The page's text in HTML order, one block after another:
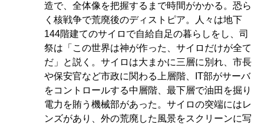
造で、全体像を把握するまで時間がかかる。恐ら
く核戦争で荒廃後のディストピア。人々は地下
144階建てのサイロで自給自足の暮らしをし、司
祭は「この世界は神が作った、サイロだけが全て
だ」と説く。サイロは大まかに三層に別れ、市長
や保安官など市政に関わる上層階、IT部がサーバ
をコントロールする中層階、最下層で油田を掘り
電力を賄う機械部があった。サイロの突端にはレ
ンズがあり、外の荒廃した風景をスクリーンに写